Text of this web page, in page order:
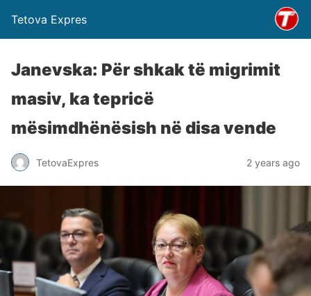
Tetova Expres
Janevska: Për shkak të migrimit
masiv, ka tepricë
mësimdhënësish në disa vende
TetovaExpres 2 years ago